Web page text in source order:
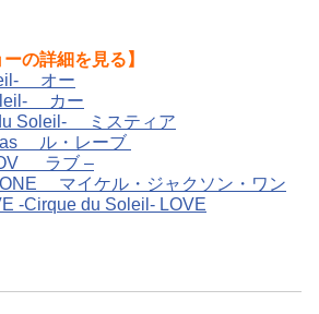
の詳細を見る】
オー
カー
Soleil- ミスティア
ル・レーブ
ラブ –
マイケル・ジャクソン・ワン
-Cirque du Soleil- LOVE